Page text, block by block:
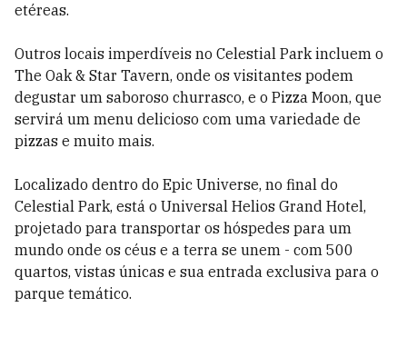
etéreas.
Outros locais imperdíveis no Celestial Park incluem o
The Oak & Star Tavern, onde os visitantes podem
degustar um saboroso churrasco, e o Pizza Moon, que
servirá um menu delicioso com uma variedade de
pizzas e muito mais.
Localizado dentro do Epic Universe, no final do
Celestial Park, está o Universal Helios Grand Hotel,
projetado para transportar os hóspedes para um
mundo onde os céus e a terra se unem - com 500
quartos, vistas únicas e sua entrada exclusiva para o
parque temático.